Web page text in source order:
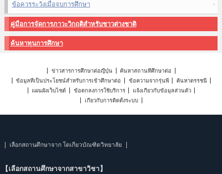
ข้อควรระวังเมื่อจบการศึกษา
คู่มือการจัดการภาวะวิกฤติสำหรับชาวต่างชาติ
ค้นหาทุนการศึกษา
ข่าวสารการศึกษาต่อญี่ปุ่น
ค้นหาสถานที่ศึกษาต่อ
ข้อมูลที่เป็นประโยชน์สำหรับการเข้าศึกษาต่อ
ข้อความจากรุ่นพี่
ค้นหาดรรชนี
แผนผังเว็บไซต์
ข้อตกลงการใช้บริการ
แจ้งเกี่ยวกับข้อมูลส่วนตัว
เกี่ยวกับการติดตั้งระบบ
เลือกสถานศึกษาจาก โตเกียวบัณฑิตวิทยาลัย
【เลือกสถานศึกษาจากสาขาวิชา】